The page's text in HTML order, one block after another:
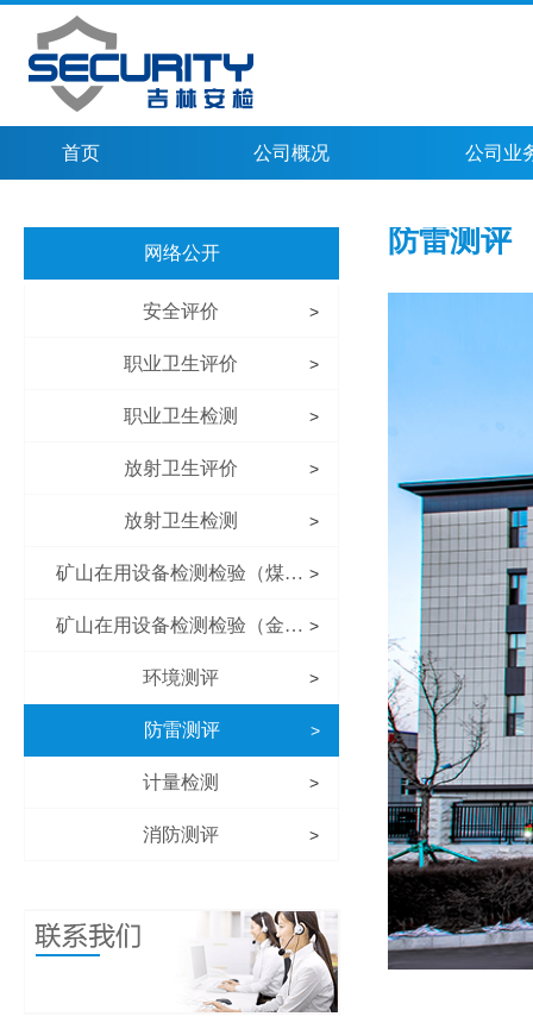
首页 公司概况 公司业
网络公开
安全评价 >
职业卫生评价 >
职业卫生检测 >
放射卫生评价 >
放射卫生检测 >
矿山在用设备检测检验（煤矿） >
矿山在用设备检测检验（金属非金属矿山） >
环境测评 >
防雷测评 >
计量检测 >
消防测评 >
防雷测评